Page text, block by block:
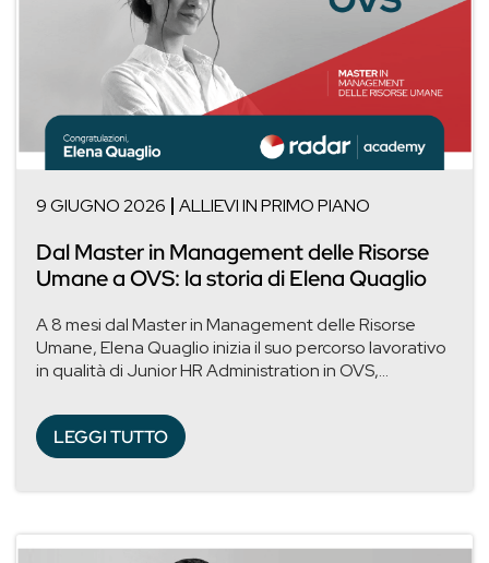
9 GIUGNO 2026 ALLIEVI IN PRIMO PIANO
Dal Master in Management delle Risorse
Umane a OVS: la storia di Elena Quaglio
A 8 mesi dal Master in Management delle Risorse
Umane, Elena Quaglio inizia il suo percorso lavorativo
in qualità di Junior HR Administration in OVS,...
LEGGI TUTTO